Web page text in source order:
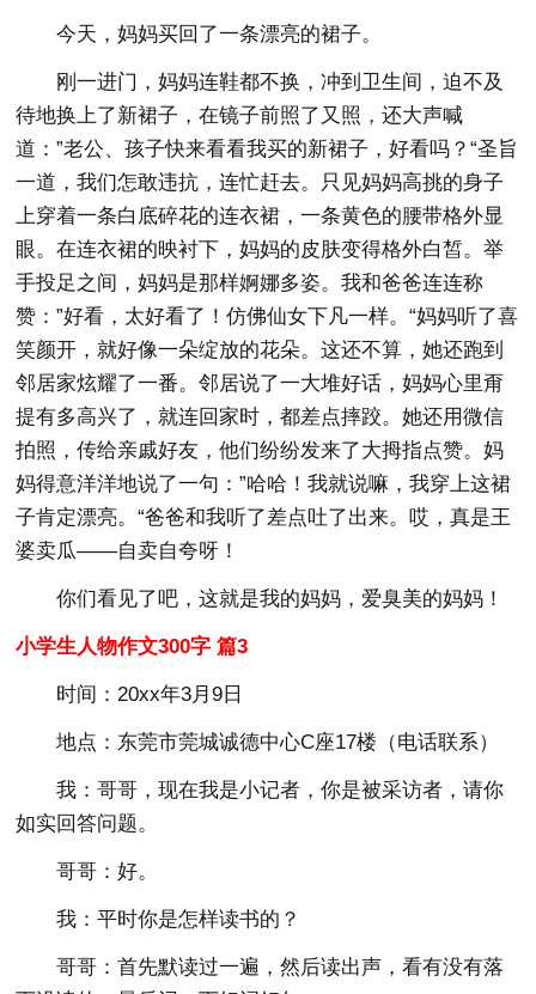
今天，妈妈买回了一条漂亮的裙子。
刚一进门，妈妈连鞋都不换，冲到卫生间，迫不及
待地换上了新裙子，在镜子前照了又照，还大声喊
道：”老公、孩子快来看看我买的新裙子，好看吗？“圣旨
一道，我们怎敢违抗，连忙赶去。只见妈妈高挑的身子
上穿着一条白底碎花的连衣裙，一条黄色的腰带格外显
眼。在连衣裙的映衬下，妈妈的皮肤变得格外白皙。举
手投足之间，妈妈是那样婀娜多姿。我和爸爸连连称
赞：”好看，太好看了！仿佛仙女下凡一样。“妈妈听了喜
笑颜开，就好像一朵绽放的花朵。这还不算，她还跑到
邻居家炫耀了一番。邻居说了一大堆好话，妈妈心里甭
提有多高兴了，就连回家时，都差点摔跤。她还用微信
拍照，传给亲戚好友，他们纷纷发来了大拇指点赞。妈
妈得意洋洋地说了一句：”哈哈！我就说嘛，我穿上这裙
子肯定漂亮。“爸爸和我听了差点吐了出来。哎，真是王
婆卖瓜——自卖自夸呀！
你们看见了吧，这就是我的妈妈，爱臭美的妈妈！
小学生人物作文300字 篇3
时间：20xx年3月9日
地点：东莞市莞城诚德中心C座17楼（电话联系）
我：哥哥，现在我是小记者，你是被采访者，请你
如实回答问题。
哥哥：好。
我：平时你是怎样读书的？
哥哥：首先默读过一遍，然后读出声，看有没有落